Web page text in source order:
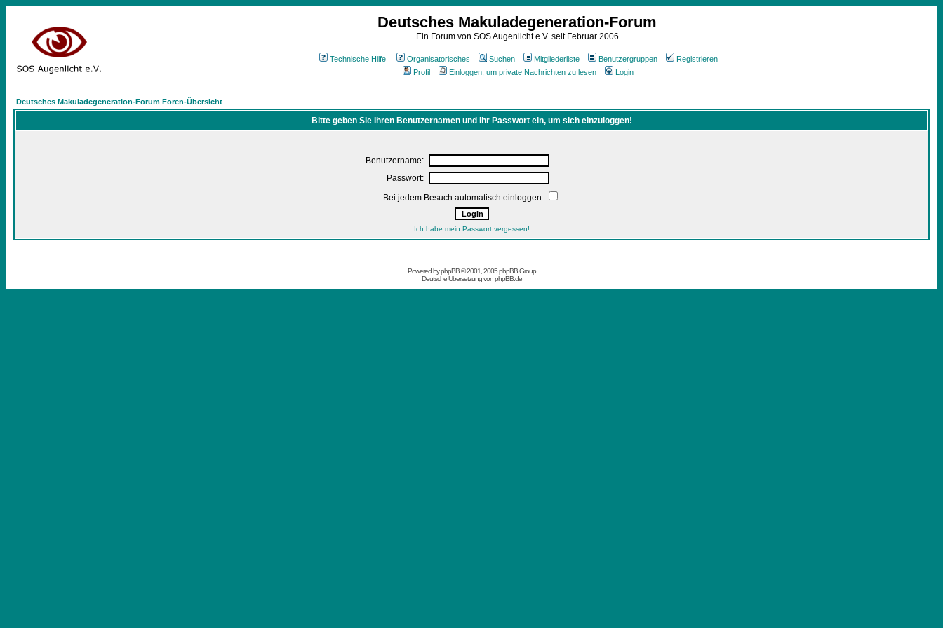
Deutsches Makuladegeneration-Forum
Ein Forum von SOS Augenlicht e.V. seit Februar 2006
Technische Hilfe Organisatorisches Suchen Mitgliederliste Benutzergruppen
Registrieren
Profil
Einloggen, um private Nachrichten zu lesen Login
Deutsches Makuladegeneration-Forum Foren-Übersicht
Bitte geben Sie Ihren Benutzernamen und Ihr Passwort ein, um sich einzuloggen!
Benutzername:
Passwort:
Bei jedem Besuch automatisch einloggen:
Ich habe mein Passwort vergessen!
Powered byphpBB© 2001, 2005 phpBB Group
Deutsche Übersetzung vonphpBB.de